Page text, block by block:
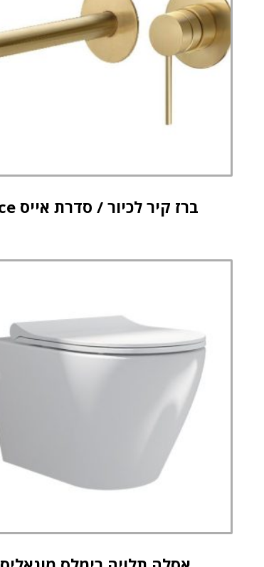
ברז קיר לכיור / סדרת אייס Ice